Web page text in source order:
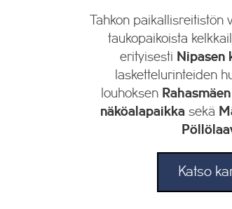
Tahkon paikallisreitistön
taukopaikoista
erityisesti Nipasen
laskettelurinteiden
louhoksen
näköalapaikkasekä
Katso